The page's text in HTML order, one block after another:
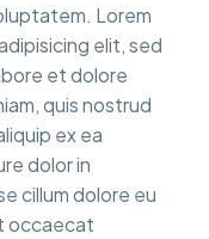
Lorem
elit, sed
et dolore
quis nostrud
ex ea
dolor in
cillum dolore eu
occaecat